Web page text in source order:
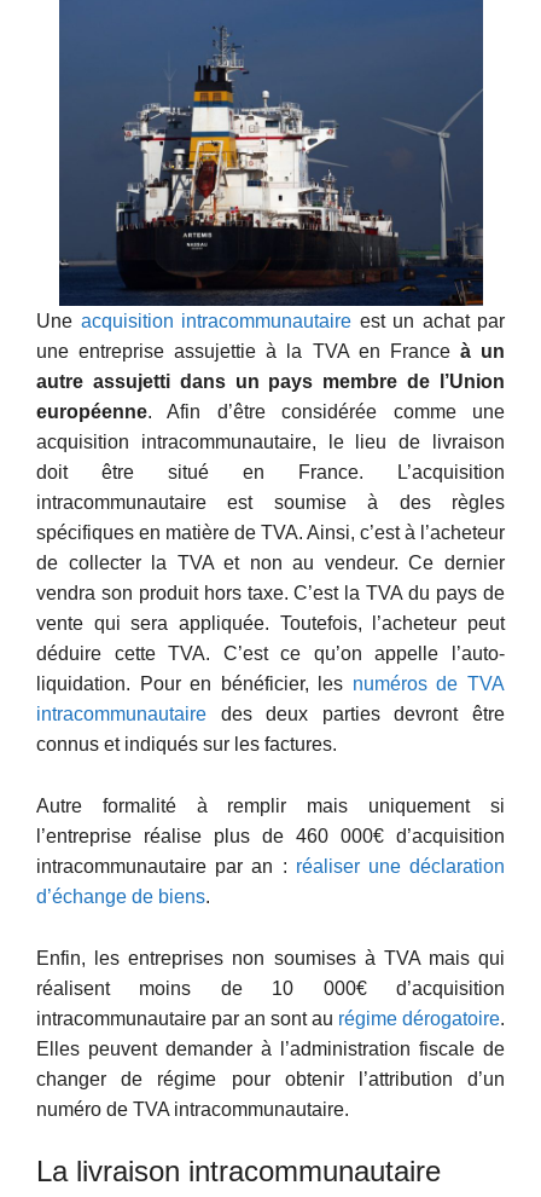
Une acquisition intracommunautaire est un achat par
une entreprise assujettie à la TVA en France à un
autre assujetti dans un pays membre de l’Union
européenne. Afin d’être considérée comme une
acquisition intracommunautaire, le lieu de livraison
doit être situé en France. L’acquisition
intracommunautaire est soumise à des règles
spécifiques en matière de TVA. Ainsi, c’est à l’acheteur
de collecter la TVA et non au vendeur. Ce dernier
vendra son produit hors taxe. C’est la TVA du pays de
vente qui sera appliquée. Toutefois, l’acheteur peut
déduire cette TVA. C’est ce qu’on appelle l’auto-
liquidation. Pour en bénéficier, les numéros de TVA
intracommunautaire des deux parties devront être
connus et indiqués sur les factures.
Autre formalité à remplir mais uniquement si
l’entreprise réalise plus de 460 000€ d’acquisition
intracommunautaire par an : réaliser une déclaration
d’échange de biens.
Enfin, les entreprises non soumises à TVA mais qui
réalisent moins de 10 000€ d’acquisition
intracommunautaire par an sont au régime dérogatoire.
Elles peuvent demander à l’administration fiscale de
changer de régime pour obtenir l’attribution d’un
numéro de TVA intracommunautaire.
La livraison intracommunautaire